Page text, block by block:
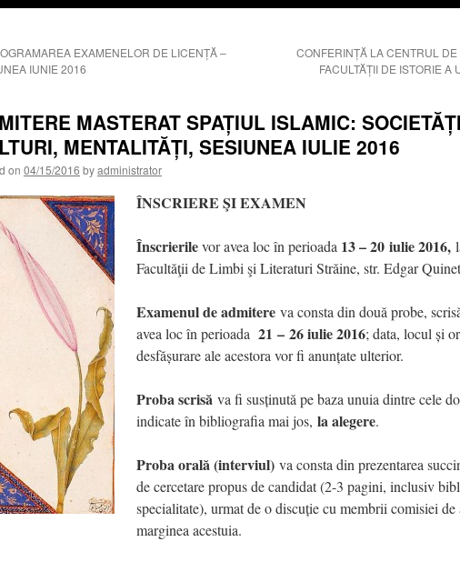
EXAMENELOR DE LICENȚĂ –
IUNIE 2016
CONFERINȚĂ LA CENTRUL DE
FACULTĂȚII DE ISTORIE A
MASTERAT SPAȚIUL ISLAMIC:
MENTALITĂȚI, SESIUNEA IULIE 2016
on 04/15/2016 byadministrator
ÎNSCRIERE ŞI EXAMEN
Înscrierilevor avea loc în perioada 13 – 20 iulie 2016,
Facultăţii de Limbi şi Literaturi Străine, str. Edgar
Examenul de admitere va consta din două probe,
avea loc în perioada 21 – 26 iulie 2016; data, locul și
desfășurare ale acestora vor fi anunțate ulterior.
Proba scrisă va fi susținută pe baza unuia dintre cele
indicate în bibliografia mai jos, la alegere.
Proba orală (interviul) va consta din prezentarea
de cercetare propus de candidat (2-3 pagini, inclusiv
specialitate), urmat de o discuție cu membrii comisiei de
marginea acestuia.